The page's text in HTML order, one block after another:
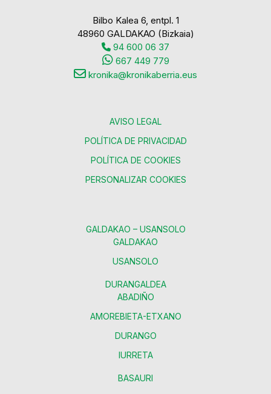
Bilbo Kalea 6, entpl. 1
48960 GALDAKAO (Bizkaia)
94 600 06 37
667 449 779
kronika@kronikaberria.eus
AVISO LEGAL
POLÍTICA DE PRIVACIDAD
POLÍTICA DE COOKIES
PERSONALIZAR COOKIES
GALDAKAO – USANSOLO
GALDAKAO
USANSOLO
DURANGALDEA
ABADIÑO
AMOREBIETA-ETXANO
DURANGO
IURRETA
BASAURI